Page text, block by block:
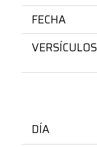
FECHA
VERSÍCULOS
DÍA